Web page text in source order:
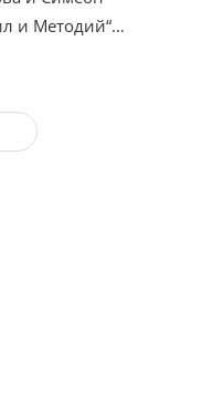
и Методий“…